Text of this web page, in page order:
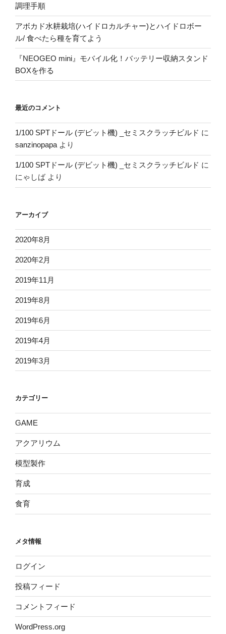
調理手順
アボカド水耕栽培(ハイドロカルチャー)とハイドロボー
ル/ 食べたら種を育てよう
『NEOGEO mini』モバイル化！バッテリー収納スタンド
BOXを作る
最近のコメント
1/100 SPTドール (デビット機) _セミスクラッチビルド に
sanzinopapaより
1/100 SPTドール (デビット機) _セミスクラッチビルド に
にゃしばより
アーカイブ
2020年8月
2020年2月
2019年11月
2019年8月
2019年6月
2019年4月
2019年3月
カテゴリー
GAME
アクアリウム
模型製作
育成
食育
メタ情報
ログイン
投稿フィード
コメントフィード
WordPress.org